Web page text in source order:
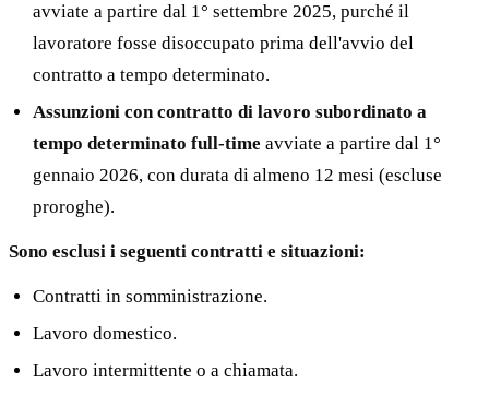
avviate a partire dal 1° settembre 2025, purché il
lavoratore fosse disoccupato prima dell'avvio del
contratto a tempo determinato.
Assunzioni con contratto di lavoro subordinato a
tempo determinato full-time avviate a partire dal 1°
gennaio 2026, con durata di almeno 12 mesi (escluse
proroghe).
Sono esclusi i seguenti contratti e situazioni:
Contratti in somministrazione.
Lavoro domestico.
Lavoro intermittente o a chiamata.